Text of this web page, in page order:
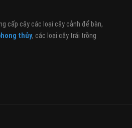
cấp cây các loại cây cảnh để bàn,
thủy, các loại cây trái trồng